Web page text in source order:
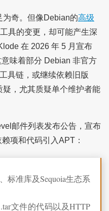
为奇。但像Debian的高级
具的变更，却可能产生深
在 2026 年 5 月宣布
味着部分 Debian 非官方
具链，或继续依赖旧版
，尤其质疑单个维护者能
邮件列表发布公告，宣布
项和代码引入APT：
标准库及Sequoia生态系
文件的代码以及HTTP